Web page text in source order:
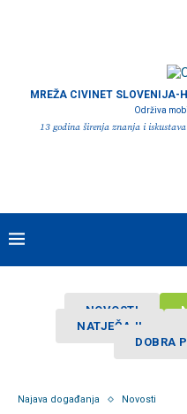
MREŽA CIVINET SLOVENIJA-
Održiva
13 godina širenja znanja i
NOVOSTI
NATJEČAJI
DOBRA
Najava događanja Novosti